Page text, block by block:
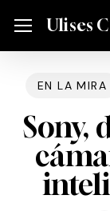
content
MenuUlises
EN LA MIRA
Sony,